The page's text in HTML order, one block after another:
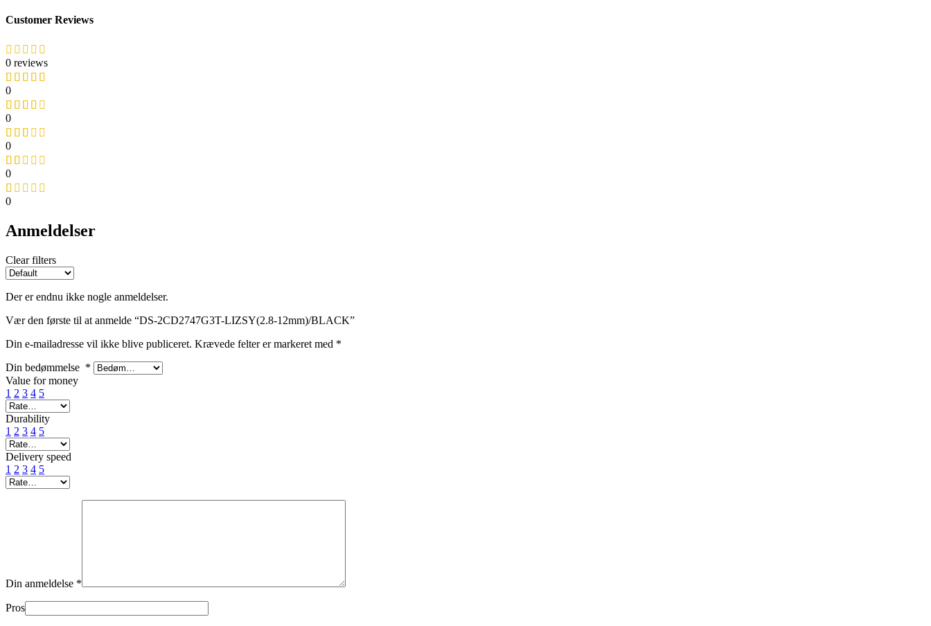
Customer Reviews
0 reviews
0
0
0
0
0
Anmeldelser
Clear filters
Der er endnu ikke nogle anmeldelser.
Vær den første til at anmelde “DS-2CD2747G3T-LIZSY(2.8-12mm)/BLACK”
Din e-mailadresse vil ikke blive publiceret. Krævede felter er markeret med *
Din bedømmelse *
Value for money
1 2 3 4 5
Durability
1 2 3 4 5
Delivery speed
1 2 3 4 5
Din anmeldelse *
Pros